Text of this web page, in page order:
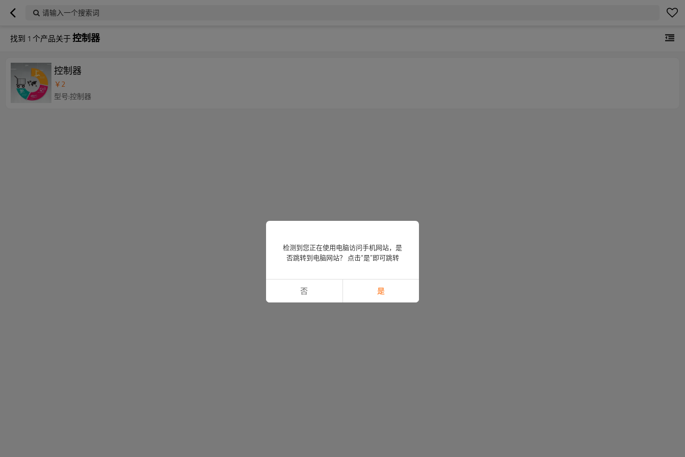
请输入一个搜索词
找到 1 个产品关于控制器
控制器
￥2
型号:控制器
检测到您正在使用电脑访问手机网站，是
否跳转到电脑网站？ 点击“是”即可跳转
否 是